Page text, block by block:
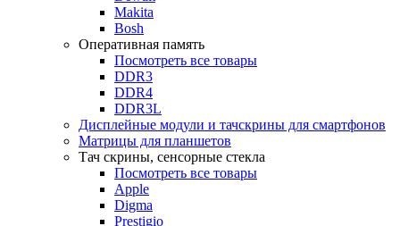
Makita
Bosh
Оперативная память
Посмотреть все товары
DDR3
DDR4
DDR3L
Дисплейные модули и тачскрины для смартфонов
Матрицы для планшетов
Тач скрины, сенсорные стекла
Посмотреть все товары
Apple
Digma
Prestigio